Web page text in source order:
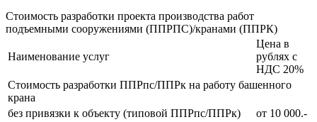
Стоимость разработки проекта производства работ
подъемными сооружениями (ППРПС)/кранами (ППРК)
Наименование услуг
Цена в
рублях с
НДС 20%
Стоимость разработки ППРпс/ППРк на работу башенного
крана
без привязки к объекту (типовой ППРпс/ППРк)
от 10 000.-